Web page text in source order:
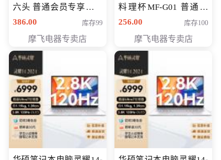
六头 普通会员专享价格
199元
386.00 库存99
摩飞电器专卖店
料理杯MF-G01 普通会
员专享价格128元
256.00 库存100
摩飞电器专卖店